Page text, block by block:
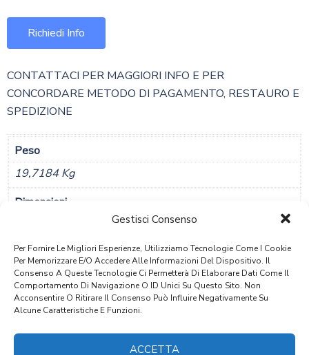
Gestisci Consenso
Per Fornire Le Migliori Esperienze, Utilizziamo Tecnologie Come I Cookie
Per Memorizzare E/o Accedere Alle Informazioni Del Dispositivo. Il
Consenso A Queste Tecnologie Ci Permetterà Di Elaborare Dati Come Il
Comportamento Di Navigazione O ID Unici Su Questo Sito. Non
Acconsentire O Ritirare Il Consenso Può Influire Negativamente Su
Alcune Caratteristiche E Funzioni.
ACCETTA
Richiedi Info
CONTATTACI PER MAGGIORI INFO E PER
CONCORDARE METODO DI PAGAMENTO, RESTAURO E
SPEDIZIONE
Peso
19,7184 Kg
Dimensioni
Materiale
Lastronato Noce
Stile